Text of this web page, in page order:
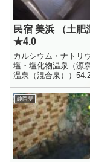
民宿 美浜 （土肥
★4.0
カルシウム・ナトリ
塩・塩化物温泉（源
温泉（混合泉））
/ 2020.9.7Na+ =
/ Mg+ =...
静岡県